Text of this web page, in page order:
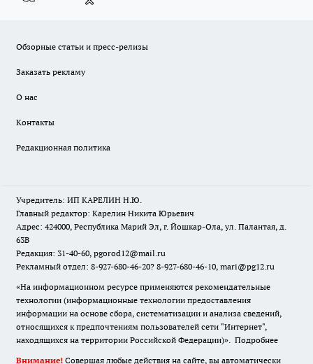
Обзорные статьи и пресс-релизы
Заказать рекламу
О нас
Контакты
Редакционная политика
Учредитель: ИП КАРЕЛИН Н.Ю.
Главный редактор: Карелин Никита Юрьевич
Адрес: 424000, Республика Марий Эл, г. Йошкар-Ола, ул. Палантая, д.
63В
Редакция: 31-40-60, pgorod12@mail.ru
Рекламный отдел: 8-927-680-46-20? 8-927-680-46-10, mari@pg12.ru
«На информационном ресурсе применяются рекомендательные
технологии (информационные технологии предоставления
информации на основе сбора, систематизации и анализа сведений,
относящихся к предпочтениям пользователей сети "Интернет",
находящихся на территории Российской Федерации)». Подробнее
Внимание! Совершая любые действия на сайте, вы автоматически